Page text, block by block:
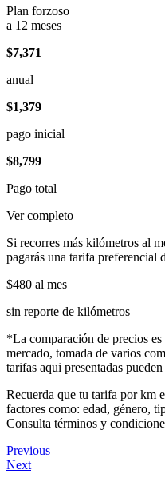
Plan forzoso
a 12 meses
$7,371
anual
$1,379
pago inicial
$8,799
Pago total
Ver completo
Si recorres más kilómetros al
pagarás una tarifa preferencial
$480 al mes
sin reporte de kilómetros
*La comparación de precios
mercado, tomada de varios
tarifas aqui presentadas
Recuerda que tu tarifa por km
factores como: edad, género,
Consulta términos y
Previous
Next